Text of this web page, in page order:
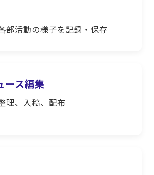
部活動の様子を記録・保存
ース編集
理、入稿、配布